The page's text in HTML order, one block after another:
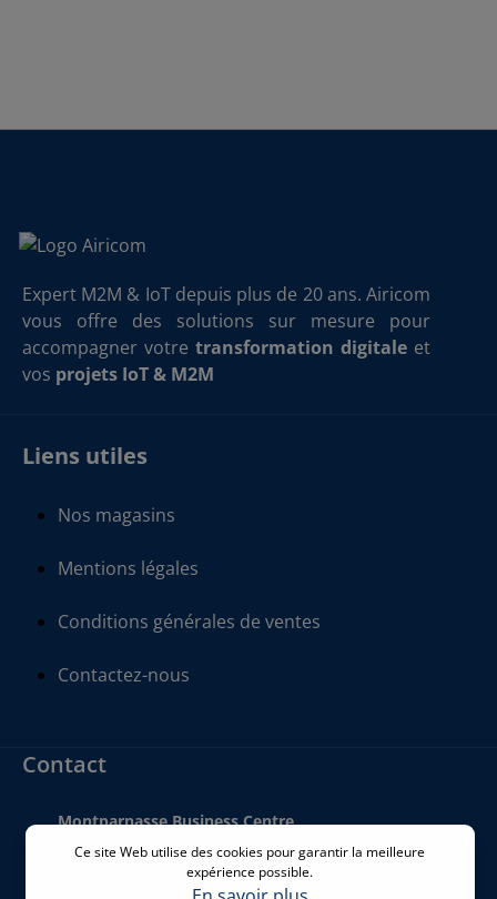
Expert M2M & IoT depuis plus de 20 ans. Airicom
vous offre des solutions sur mesure pour
accompagner votre transformation digitale et
vos projets IoT & M2M
Liens utiles
Nos magasins
Mentions légales
Conditions générales de ventes
Contactez-nous
Contact
Montparnasse Business Centre
140 bis Rue de Rennes
Ce site Web utilise des cookies pour garantir la meilleure
expérience possible.